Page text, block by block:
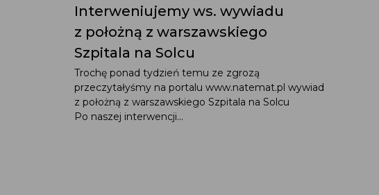
Interweniujemy ws. wywiadu
z położną z warszawskiego
Szpitala na Solcu
Trochę ponad tydzień temu ze zgrozą
przeczytałyśmy na portalu www.natemat.pl wywiad
z położną z warszawskiego Szpitala na Solcu
Po naszej interwencji...